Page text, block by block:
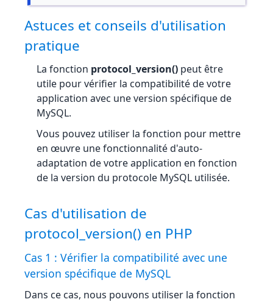
Astuces et conseils d'utilisation
pratique
La fonction protocol_version() peut être
utile pour vérifier la compatibilité de votre
application avec une version spécifique de
MySQL.
Vous pouvez utiliser la fonction pour mettre
en œuvre une fonctionnalité d'auto-
adaptation de votre application en fonction
de la version du protocole MySQL utilisée.
Cas d'utilisation de
protocol_version() en PHP
Cas 1 : Vérifier la compatibilité avec une
version spécifique de MySQL
Dans ce cas, nous pouvons utiliser la fonction